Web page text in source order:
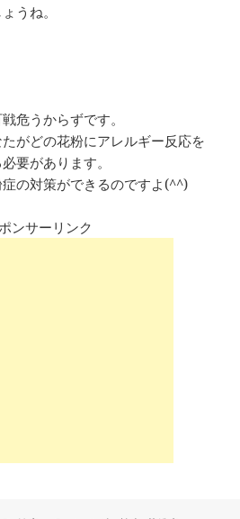
うね。
危うからずです。
がどの花粉にアレルギー反応を
要があります。
の対策ができるのですよ(^^)
ンサーリンク